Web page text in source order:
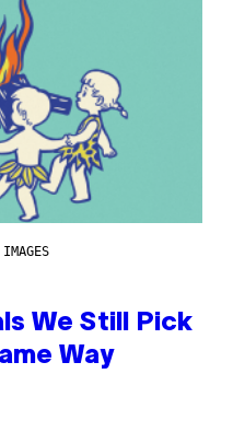
We Still Pick
Way